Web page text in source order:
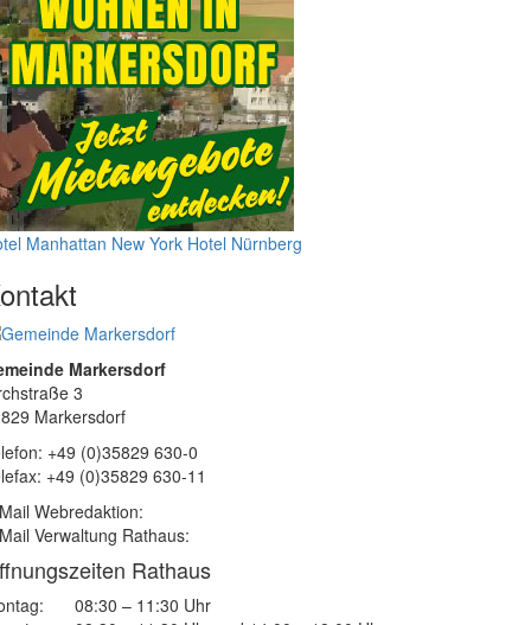
Manhattan New York Hotel Nürnberg
Markersdorf
3
Markersdorf
+49 (0)35829 630-0
+49 (0)35829 630-11
Webredaktion:
Verwaltung Rathaus:
Rathaus
08:30 – 11:30 Uhr